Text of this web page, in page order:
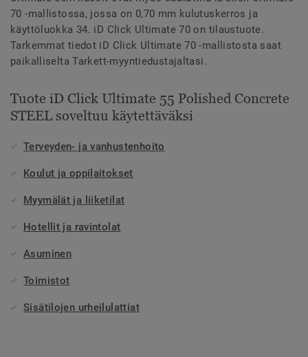
70 -mallistossa, jossa on 0,70 mm kulutuskerros ja
käyttöluokka 34. iD Click Ultimate 70 on tilaustuote.
Tarkemmat tiedot iD Click Ultimate 70 -mallistosta saat
paikalliselta Tarkett-myyntiedustajaltasi.
Tuote iD Click Ultimate 55 Polished Concrete
STEEL soveltuu käytettäväksi
Terveyden- ja vanhustenhoito
Koulut ja oppilaitokset
Myymälät ja liiketilat
Hotellit ja ravintolat
Asuminen
Toimistot
Sisätilojen urheilulattiat